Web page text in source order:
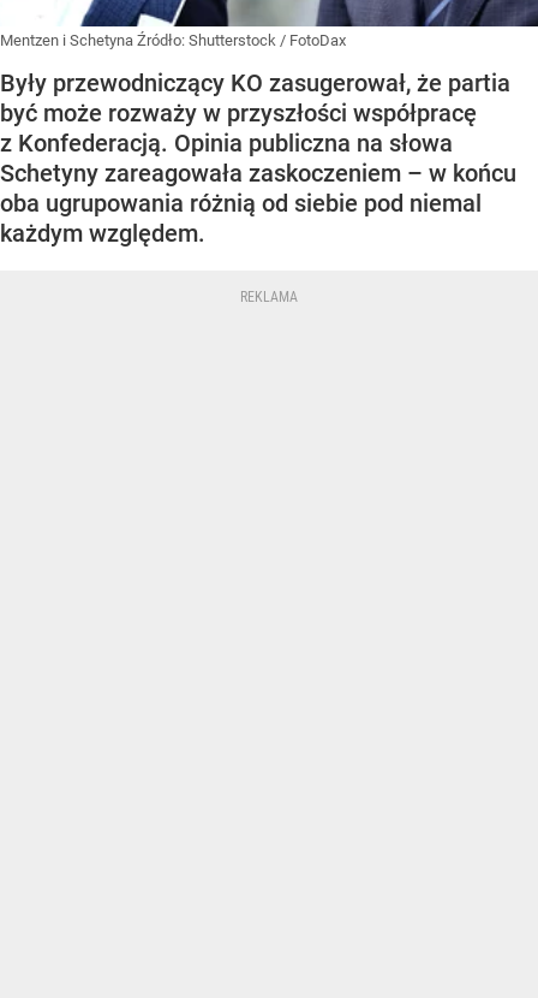
Mentzen i Schetyna Źródło: Shutterstock / FotoDax
Były przewodniczący KO zasugerował, że partia
być może rozważy w przyszłości współpracę
z Konfederacją. Opinia publiczna na słowa
Schetyny zareagowała zaskoczeniem – w końcu
oba ugrupowania różnią od siebie pod niemal
każdym względem.